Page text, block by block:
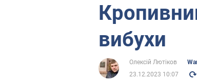
вибухи
Олексій Лютіков
23.12.2023 10:07